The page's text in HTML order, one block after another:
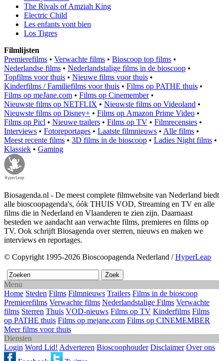
The Rivals of Amziah King
Electric Child
Les enfants vont bien
Los Tigres
Filmlijsten
Premierefilms • Verwachte films • Bioscoop top films •
Nederlandse films • Nederlandstalige films in de bioscoop •
Topfilms voor thuis • Nieuwe films voor thuis •
Kinderfilms / Familiefilms voor thuis • Films op PATHE thuis •
Films op meJane.com • Films op Cinemember•
Nieuwste films op NETFLIX • Nieuwste films op Videoland •
Nieuwste films op Disney+ • Films op Amazon Prime Video •
Films op Picl • Nieuwe trailers • Films op TV • Filmrecensies •
Interviews • Fotoreportages • Laatste filmnieuws • Alle films •
Meest recente films • 3D films in de bioscoop • Ladies Night films •
Klassiek • Gaming
Biosagenda.nl - De meest complete filmwebsite van Nederland biedt
alle bioscoopagenda's, óók THUIS VOD, Streaming en TV en alle
films die in Nederland en Vlaanderen te zien zijn. Daarnaast
besteden we aandacht aan verwachte films, premieres en films op
TV. Ook schrijft Biosagenda over sterren, nieuws en maken we
interviews en reportages.
© Copyright 1995-2026 Bioscoopagenda Nederland /HyperLeap
Menu
Home Steden Films Filmnieuws Trailers Films in de bioscoop
Premierefilms Verwachte films Nederlandstalige Films Verwachte
films Sterren Thuis VOD-nieuws Films op TV Kinderfilms Films
op PATHE thuis Films op mejane.com Films op CINEMEMBER
Meer films voor thuis
Diensten
Login Word Lid! Adverteren Bioscoophouder Disclaimer Over ons